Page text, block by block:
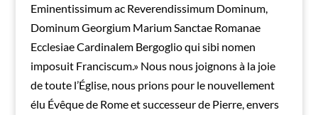
Eminentissimum ac Reverendissimum Dominum,
Dominum Georgium Marium Sanctae Romanae
Ecclesiae Cardinalem Bergoglio qui sibi nomen
imposuit Franciscum.» Nous nous joignons à la joie
de toute l’Église, nous prions pour le nouvellement
élu Évêque de Rome et successeur de Pierre, envers